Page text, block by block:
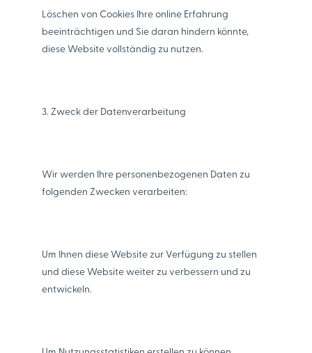
Löschen von Cookies Ihre online Erfahrung
beeinträchtigen und Sie daran hindern könnte,
diese Website vollständig zu nutzen.
3. Zweck der Datenverarbeitung
Wir werden Ihre personenbezogenen Daten zu
folgenden Zwecken verarbeiten:
Um Ihnen diese Website zur Verfügung zu stellen
und diese Website weiter zu verbessern und zu
entwickeln.